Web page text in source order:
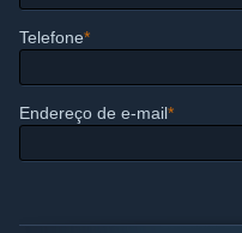
Telefone*
Endereço de e-mail*